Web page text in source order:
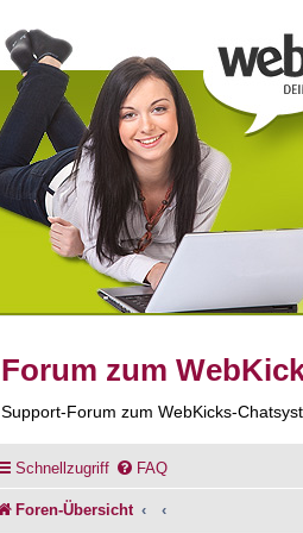
Forum zum
Support-Forum zum WebKicks-
Schnellzugriff FAQ
Foren-Übersicht